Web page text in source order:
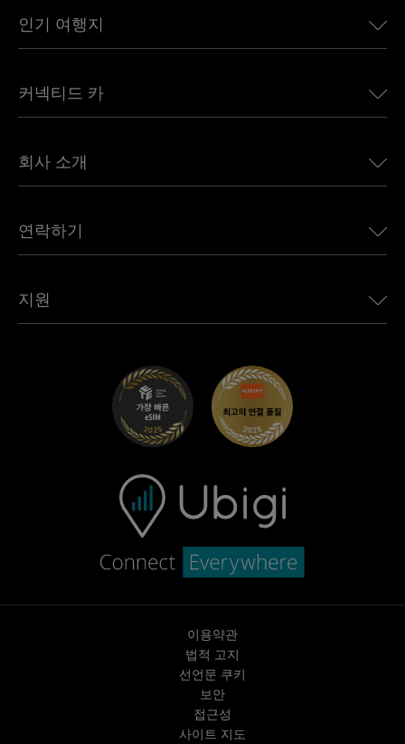
인기 여행지
유럽용 eSIM
캐나다용 eSIM
아프리카용 eSIM
모든 목적지 보기
커넥티드 카
Land Rover용 Ubigi
Jeep용 Ubigi
Mini용 Ubigi
Maserati용 Ubigi
회사 소개
언론에 소개된 Ubigi
Ubigi 앱
연락하기
제휴 프로그램
지원
이용약관
법적 고지
선언문 쿠키
보안
접근성
사이트 지도